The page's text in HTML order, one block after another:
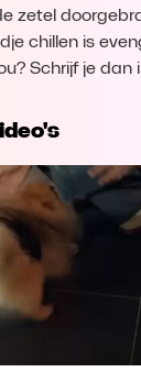
zetel
chillen is
Schrijf je dan